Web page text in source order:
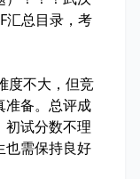
汇总目录，考
度不大，但竞
准备。总评成
初试分数不理
也需保持良好